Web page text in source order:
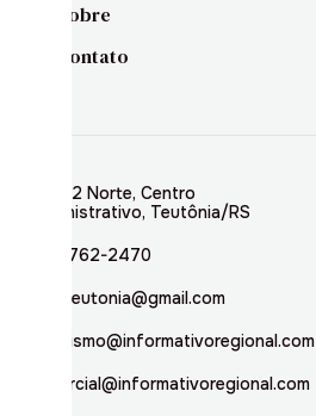
Sobre
Contato
Rua 02 Norte, Centro
Administrativo, Teutônia/RS
(51) 3762-2470
inforteutonia@gmail.com
jornalismo@informativoregional.com
comercial@informativoregional.com